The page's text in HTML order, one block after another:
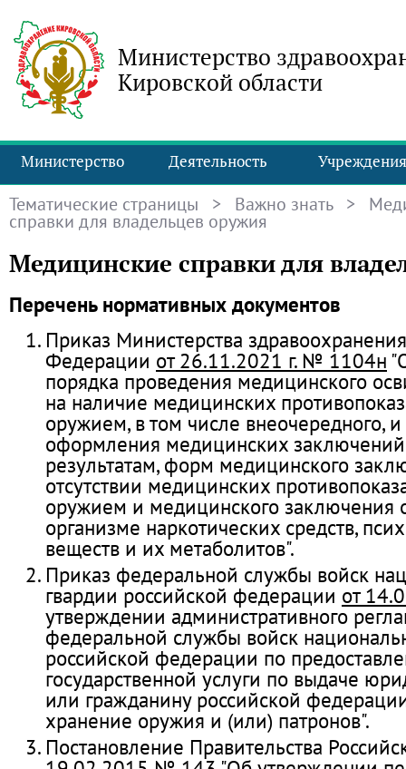
Министерство
Кировской области
Министерство Деятельность Учреждения
Тематические страницы > Важно знать >
справки для владельцев оружия
Медицинские справки для
Перечень нормативных документов
Приказ Министерства
Федерации от 26.11.2021 г. № 1104н
порядка проведения медицинского
на наличие медицинских
оружием, в том числе внеочередного,
оформления медицинских
результатам, форм медицинского
отсутствии медицинских
оружием и медицинского заключения
организме наркотических средств,
веществ и их метаболитов".
Приказ федеральной службы войск
гвардии российской федерации от
утверждении административного
федеральной службы войск
российской федерации по
государственной услуги по выдаче
или гражданину российской
хранение оружия и (или) патронов".
Постановление Правительства